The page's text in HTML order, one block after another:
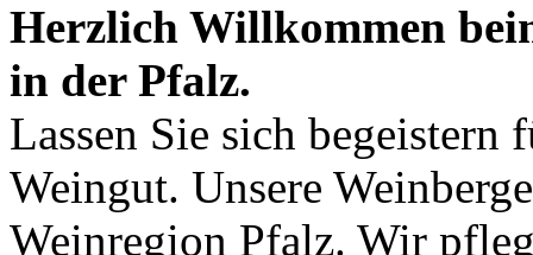
Herzlich Willkommen
in der Pfalz.
Lassen Sie sich begeistern
Weingut. Unsere
Weinregion Pfalz. Wir